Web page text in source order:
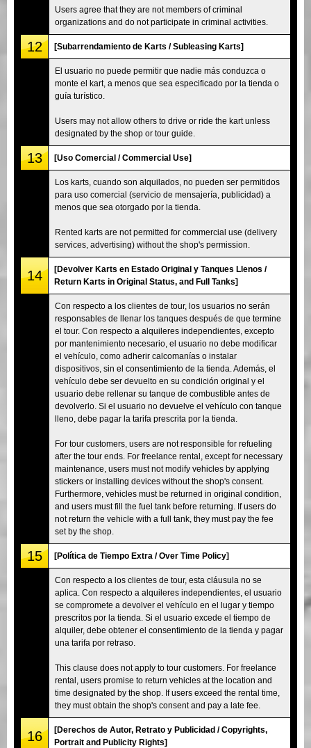
Users agree that they are not members of criminal
organizations and do not participate in criminal activities.
12 [Subarrendamiento de Karts / Subleasing Karts]
El usuario no puede permitir que nadie más conduzca o
monte el kart, a menos que sea especificado por la tienda o
guía turístico.
Users may not allow others to drive or ride the kart unless
designated by the shop or tour guide.
13 [Uso Comercial / Commercial Use]
Los karts, cuando son alquilados, no pueden ser permitidos
para uso comercial (servicio de mensajería, publicidad) a
menos que sea otorgado por la tienda.
Rented karts are not permitted for commercial use (delivery
services, advertising) without the shop's permission.
14
[Devolver Karts en Estado Original y Tanques Llenos /
Return Karts in Original Status, and Full Tanks]
Con respecto a los clientes de tour, los usuarios no serán
responsables de llenar los tanques después de que termine
el tour. Con respecto a alquileres independientes, excepto
por mantenimiento necesario, el usuario no debe modificar
el vehículo, como adherir calcomanías o instalar
dispositivos, sin el consentimiento de la tienda. Además, el
vehículo debe ser devuelto en su condición original y el
usuario debe rellenar su tanque de combustible antes de
devolverlo. Si el usuario no devuelve el vehículo con tanque
lleno, debe pagar la tarifa prescrita por la tienda.
For tour customers, users are not responsible for refueling
after the tour ends. For freelance rental, except for necessary
maintenance, users must not modify vehicles by applying
stickers or installing devices without the shop's consent.
Furthermore, vehicles must be returned in original condition,
and users must fill the fuel tank before returning. If users do
not return the vehicle with a full tank, they must pay the fee
set by the shop.
15 [Política de Tiempo Extra / Over Time Policy]
Con respecto a los clientes de tour, esta cláusula no se
aplica. Con respecto a alquileres independientes, el usuario
se compromete a devolver el vehículo en el lugar y tiempo
prescritos por la tienda. Si el usuario excede el tiempo de
alquiler, debe obtener el consentimiento de la tienda y pagar
una tarifa por retraso.
This clause does not apply to tour customers. For freelance
rental, users promise to return vehicles at the location and
time designated by the shop. If users exceed the rental time,
they must obtain the shop's consent and pay a late fee.
16
[Derechos de Autor, Retrato y Publicidad / Copyrights,
Portrait and Publicity Rights]